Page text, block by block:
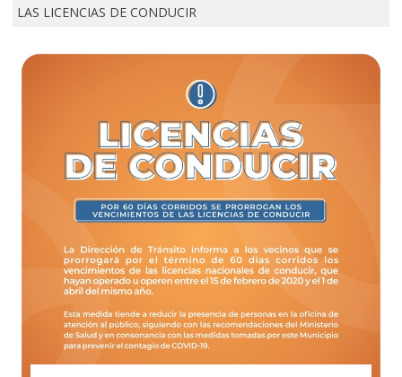
LAS LICENCIAS DE CONDUCIR